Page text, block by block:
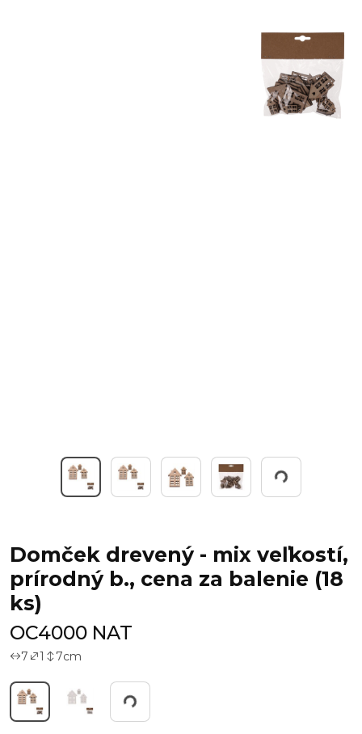
Working...
Domček drevený - mix veľkostí,
prírodný b., cena za balenie (18
ks)
OC4000 NAT
7 1 7cm Working...